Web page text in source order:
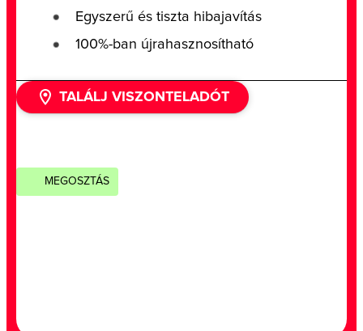
Egyszerű és tiszta hibajavítás
100%-ban újrahasznosítható
TALÁLJ VISZONTELADÓT
MEGOSZTÁS